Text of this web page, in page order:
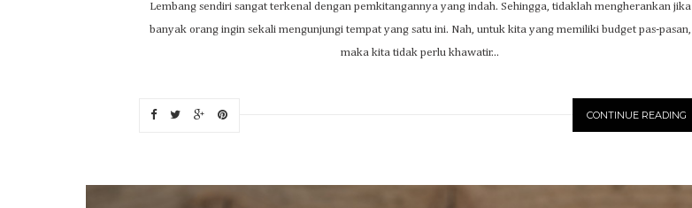
Lembang sendiri sangat terkenal dengan pemkitangannya yang indah. Sehingga, tidaklah mengherankan jika
banyak orang ingin sekali mengunjungi tempat yang satu ini. Nah, untuk kita yang memiliki budget pas-pasan,
maka kita tidak perlu khawatir...
CONTINUE READING